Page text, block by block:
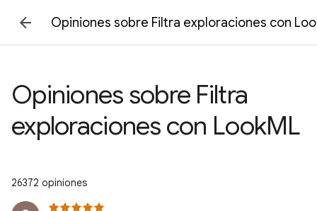
Opiniones sobre Filtra exploraciones con
Opiniones sobre Filtra
exploraciones con LookML
26372 opiniones